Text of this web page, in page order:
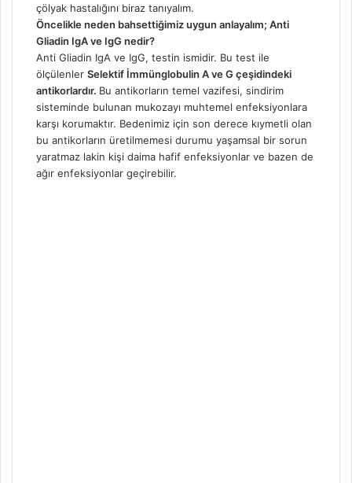
çölyak hastalığını biraz tanıyalım.
Öncelikle neden bahsettiğimiz uygun anlayalım; Anti
Gliadin IgA ve IgG nedir?
Anti Gliadin IgA ve IgG, testin ismidir. Bu test ile
ölçülenler Selektif İmmünglobulin A ve G çeşidindeki
antikorlardır. Bu antikorların temel vazifesi, sindirim
sisteminde bulunan mukozayı muhtemel enfeksiyonlara
karşı korumaktır. Bedenimiz için son derece kıymetli olan
bu antikorların üretilmemesi durumu yaşamsal bir sorun
yaratmaz lakin kişi daima hafif enfeksiyonlar ve bazen de
ağır enfeksiyonlar geçirebilir.